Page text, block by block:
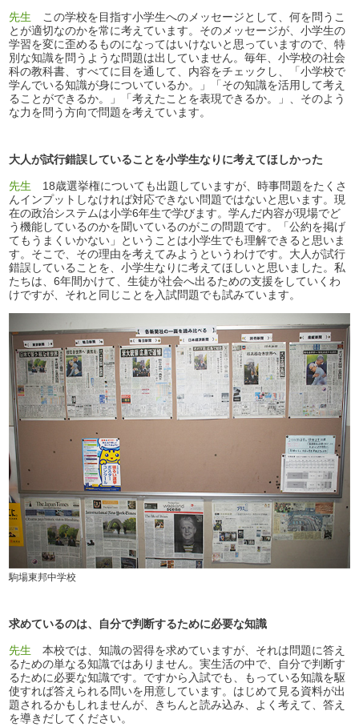
先生 この学校を目指す小学生へのメッセージとして、何を問うこ
とが適切なのかを常に考えています。そのメッセージが、小学生の
学習を変に歪めるものになってはいけないと思っていますので、特
別な知識を問うような問題は出していません。毎年、小学校の社会
科の教科書、すべてに目を通して、内容をチェックし、「小学校で
学んでいる知識が身についているか。」「その知識を活用して考え
ることができるか。」「考えたことを表現できるか。」、そのよう
な力を問う方向で問題を考えています。
大人が試行錯誤していることを小学生なりに考えてほしかった
先生 18歳選挙権についても出題していますが、時事問題をたくさ
んインプットしなければ対応できない問題ではないと思います。現
在の政治システムは小学6年生で学びます。学んだ内容が現場でど
う機能しているのかを聞いているのがこの問題です。「公約を掲げ
てもうまくいかない」ということは小学生でも理解できると思いま
す。そこで、その理由を考えてみようというわけです。大人が試行
錯誤していることを、小学生なりに考えてほしいと思いました。私
たちは、6年間かけて、生徒が社会へ出るための支援をしていくわ
けですが、それと同じことを入試問題でも試みています。
駒場東邦中学校
求めているのは、自分で判断するために必要な知識
先生 本校では、知識の習得を求めていますが、それは問題に答え
るための単なる知識ではありません。実生活の中で、自分で判断す
るために必要な知識です。ですから入試でも、もっている知識を駆
使すれば答えられる問いを用意しています。はじめて見る資料が出
題されるかもしれませんが、きちんと読み込み、よく考えて、答え
を導きだしてください。